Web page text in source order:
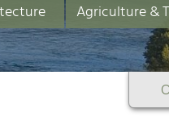
Agriculture &